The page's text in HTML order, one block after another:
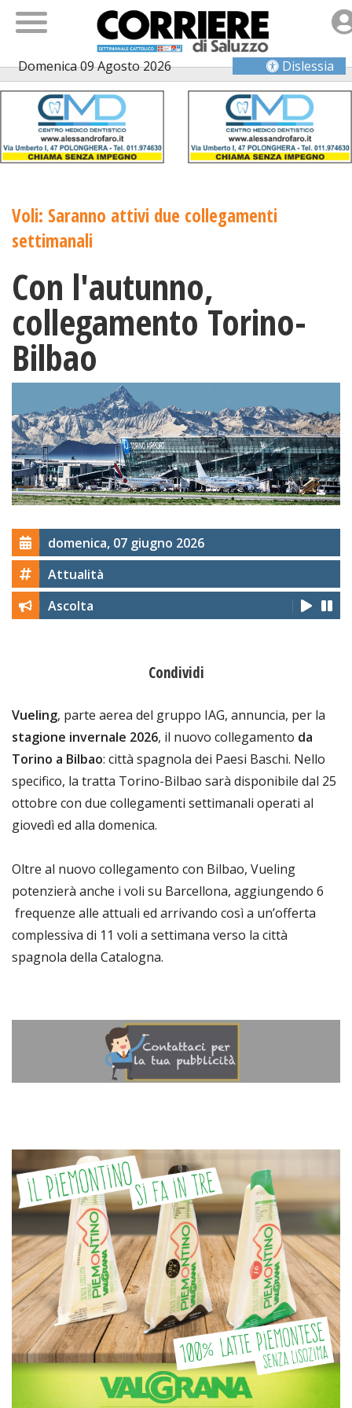
Domenica 09 Agosto 2026 Dislessia
Voli: Saranno attivi due collegamenti
settimanali
Con l'autunno,
collegamento Torino-
Bilbao
domenica, 07 giugno 2026
Attualità
Ascolta
Condividi
Vueling, parte aerea del gruppo IAG, annuncia, per la
stagione invernale 2026, il nuovo collegamento da
Torino a Bilbao: città spagnola dei Paesi Baschi. Nello
specifico, la tratta Torino-Bilbao sarà disponibile dal 25
ottobre con due collegamenti settimanali operati al
giovedì ed alla domenica.
Oltre al nuovo collegamento con Bilbao, Vueling
potenzierà anche i voli su Barcellona, aggiungendo 6
frequenze alle attuali ed arrivando così a un’offerta
complessiva di 11 voli a settimana verso la città
spagnola della Catalogna.